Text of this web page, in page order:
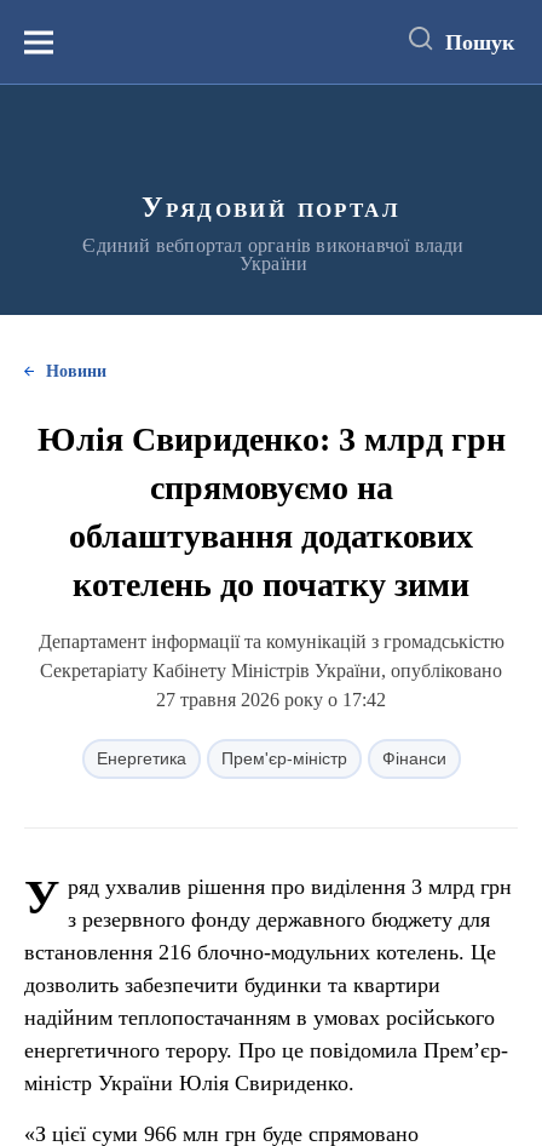
вмістуМеню Пошук
Урядовий портал
Єдиний вебпортал органів виконавчої влади
України
Новини
Юлія Свириденко: 3 млрд грн
спрямовуємо на
облаштування додаткових
котелень до початку зими
Департамент інформації та комунікацій з громадськістю
Секретаріату Кабінету Міністрів України, опубліковано
27 травня 2026 року о 17:42
Енергетика Прем'єр-міністр Фінанси
У ряд ухвалив рішення про виділення 3 млрд грн
з резервного фонду державного бюджету для
встановлення 216 блочно-модульних котелень. Це
дозволить забезпечити будинки та квартири
надійним теплопостачанням в умовах російського
енергетичного терору. Про це повідомила Прем’єр-
міністр України Юлія Свириденко.
«З цієї суми 966 млн грн буде спрямовано